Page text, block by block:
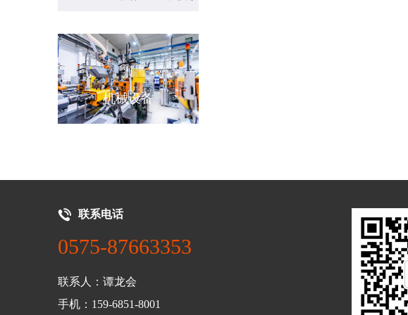
机械设备
联系电话
0575-87663353
联系人：谭龙会
手机：159-6851-8001